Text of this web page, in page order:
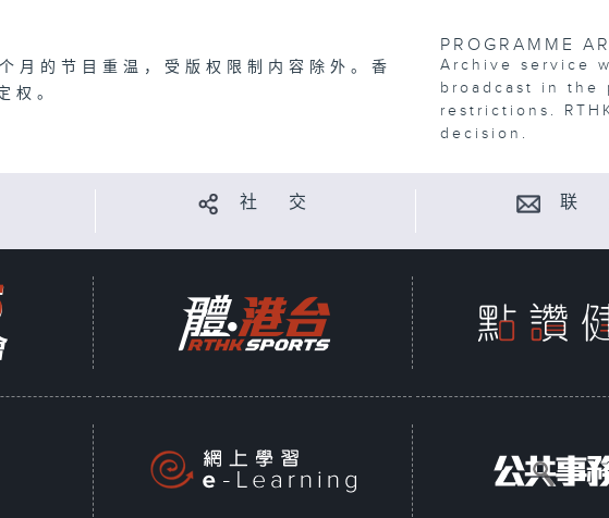
月的节目重温，受版权限制内容除外。香
权。
PROGRAMME
Archive service
broadcast in the
restrictions.
decision.
社 交 联